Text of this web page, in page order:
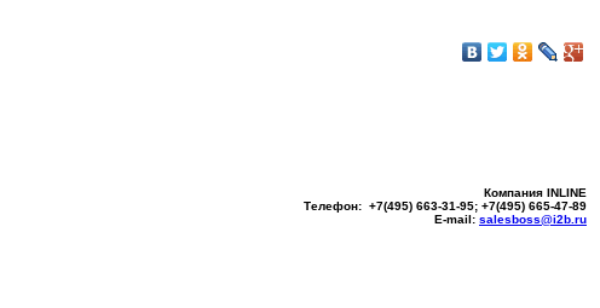
Компания INLINE
Телефон: +7(495) 663-31-95; +7(495) 665-47-89
E-mail: salesboss@i2b.ru